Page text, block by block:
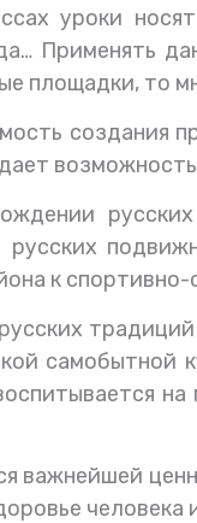
уроки
Применять
площадки, то
создания
русских
к
самобытной
важнейшей
человека